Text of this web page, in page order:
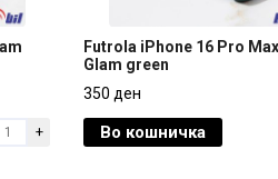
+
Futrola iPhone 16 Pro Max
350 ден
Futrola iPhone 16 Pro
Glam green
350 ден
Во кошничка